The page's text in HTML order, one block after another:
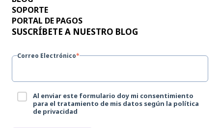
SOPORTE
PORTAL DE PAGOS
SUSCRÍBETE A NUESTRO BLOG
Correo Electrónico*
Al enviar este formulario doy mi consentimiento
para el tratamiento de mis datos según la política
de privacidad